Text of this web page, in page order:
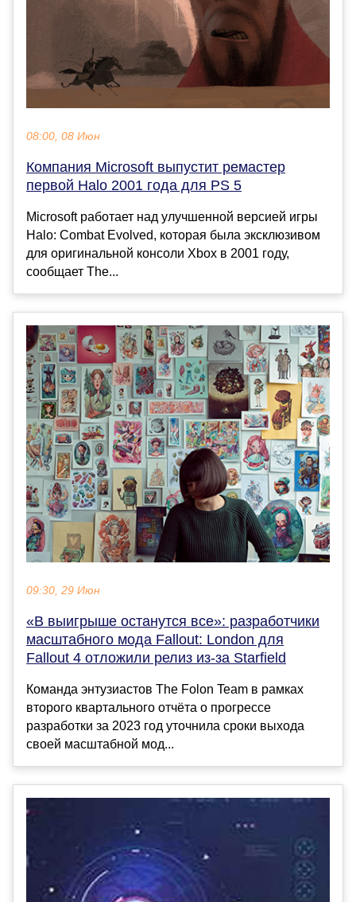
08:00, 08 Июн
Компания Microsoft выпустит ремастер
первой Halo 2001 года для PS 5
Microsoft работает над улучшенной версией игры
Halo: Combat Evolved, которая была эксклюзивом
для оригинальной консоли Xbox в 2001 году,
сообщает The...
09:30, 29 Июн
«В выигрыше останутся все»: разработчики
масштабного мода Fallout: London для
Fallout 4 отложили релиз из-за Starfield
Команда энтузиастов The Folon Team в рамках
второго квартального отчёта о прогрессе
разработки за 2023 год уточнила сроки выхода
своей масштабной мод...